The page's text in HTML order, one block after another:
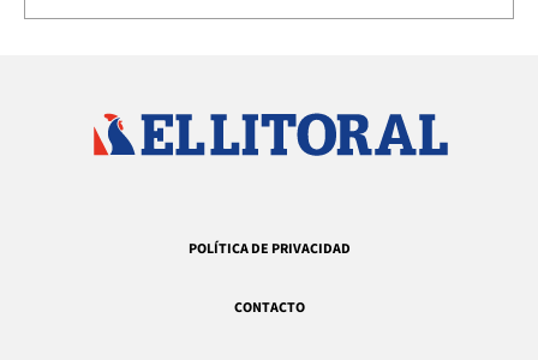
POLÍTICA DE PRIVACIDAD
CONTACTO